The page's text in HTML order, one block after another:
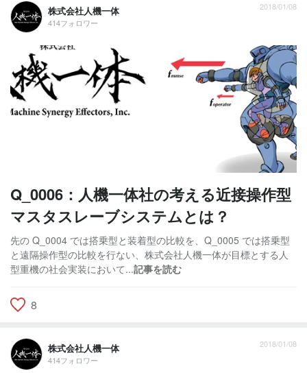
株式会社人機一体
414フォロワー
2018/01/08
Q_0006：人機一体社の考える近接操作型
マスタスレーブシステムとは？
先の Q_0004 では搭乗型と装着型の比較を、Q_0005 では搭乗型
と遠隔操作型の比較を行ない、株式会社人機一体が目標とする人
型重機の社会実装において...記事を読む
8
株式会社人機一体
414フォロワー
2018/01/08